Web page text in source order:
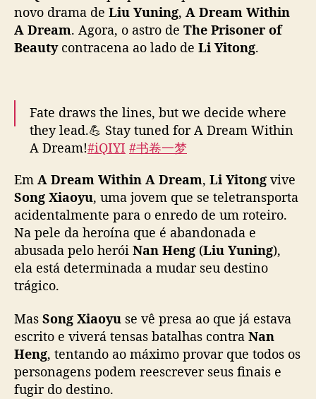
s
o
n
e
B
e
t
y
”
L
i
u
n
i
n
novo drama de Liu Yuning, A Dream Within
A Dream. Agora, o astro de The Prisoner of
Beautycontracena ao lado de Li Yitong.
Fate draws the lines, but we decide where
they lead.💪 Stay tuned for A Dream Within
A Dream!#iQIYI #书卷一梦
刘宇宁 #LiuYuning #祝绪丹 #ZhuXudan #王以
纶 #WangYilun #王佑硕 #WangYoushuo #王成
思 #WangChengSi #苏梦芸 #SuMengyun #昌
隆…pic.twitter.com/lMsdu2cXBU
— iQIYI (@iQIYI)June 19, 2025
Em A Dream Within A Dream, Li Yitong vive
Song Xiaoyu, uma jovem que se teletransporta
acidentalmente para o enredo de um roteiro.
Na pele da heroína que é abandonada e
abusada pelo herói Nan Heng (Liu Yuning),
ela está determinada a mudar seu destino
trágico.
Mas Song Xiaoyu se vê presa ao que já estava
escrito e viverá tensas batalhas contra Nan
Heng, tentando ao máximo provar que todos os
personagens podem reescrever seus finais e
fugir do destino.